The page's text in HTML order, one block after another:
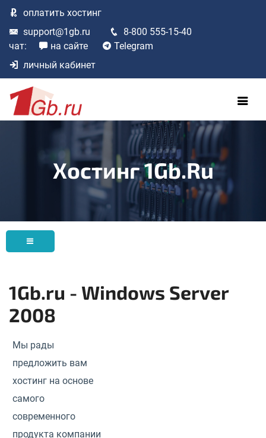
оплатить хостинг
support@1gb.ru
8-800 555-15-40
чат:
на сайте
Telegram
личный кабинет
Хостинг 1Gb.ru
1Gb.ru - Windows Server
2008
Мы рады
предложить вам
хостинг на основе
самого
современного
продукта компании